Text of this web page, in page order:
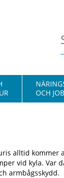
OCH
alltid kommer
vid kyla. Var
armbågsskydd.